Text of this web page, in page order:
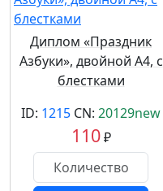
Диплом «Праздник
Азбуки», двойной А4, с
блестками
ID: 1215 CN: 20129new
110₽